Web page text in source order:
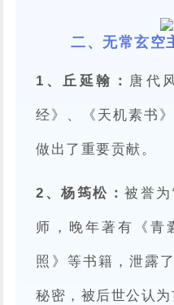
二、无常玄空
1、丘延翰： 唐代
经》、《天机素书
做出了重要贡献。
2、杨筠松：被誉
师，晚年著有《青
照》等书籍，泄露
秘密，被后世公认为